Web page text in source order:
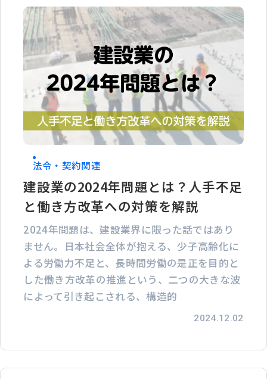
法令・契約関連
建設業の2024年問題とは？人手不足
と働き方改革への対策を解説
2024年問題は、建設業界に限った話ではあり
ません。日本社会全体が抱える、少子高齢化に
よる労働力不足と、長時間労働の是正を目的と
した働き方改革の推進という、二つの大きな波
によって引き起こされる、構造的
2024.12.02